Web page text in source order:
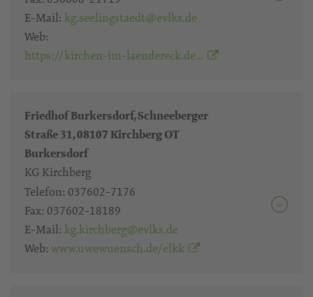
E-Mail: kg.seelingstaedt@evlks.de
Web:
https://kirchen-im-laendereck.de…
Friedhof Burkersdorf, Schneeberger
Straße 31, 08107 Kirchberg OT
Burkersdorf
KG Kirchberg
Telefon: 037602-7176
Fax: 037602-18189
E-Mail: kg.kirchberg@evlks.de
Web: www.uwewuensch.de/elkk